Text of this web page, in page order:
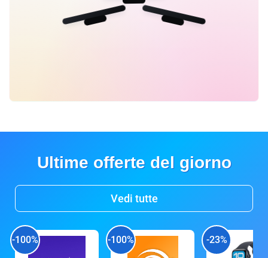
Ultime offerte del giorno
Vedi tutte
-100% -100% -23%